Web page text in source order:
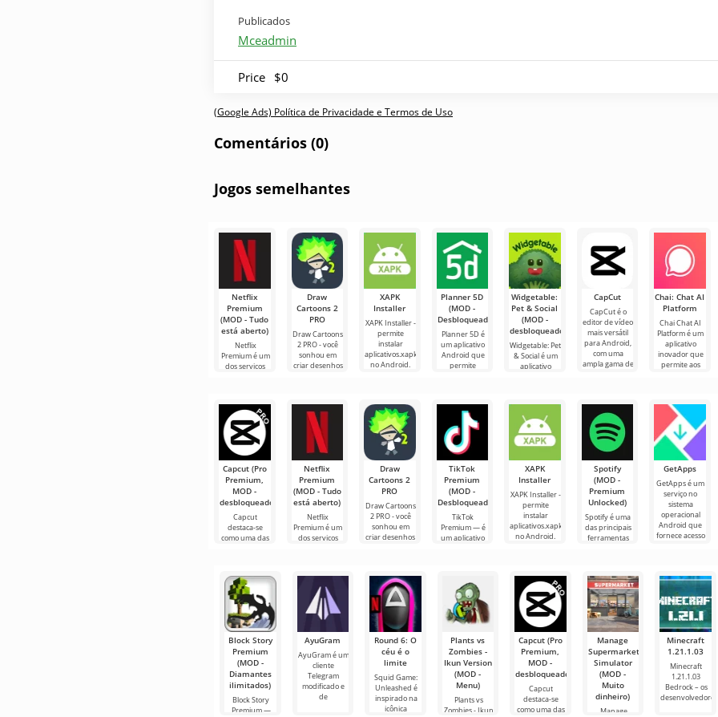
Publicados
Mceadmin
Price $0
(Google Ads) Política de Privacidade e Termos de Uso
Comentários (0)
Jogos semelhantes
Netflix
Premium
(MOD - Tudo
está aberto)
Netflix
Premium é um
dos serviços
programas de
TV em
Draw
Cartoons 2
PRO
Draw Cartoons
2 PRO - você
sonhou em
criar desenhos
até
XAPK
Installer
XAPK Installer -
permite
instalar
aplicativos.xapk
no Android.
Planner 5D
(MOD -
Desbloqueado)
Planner 5D é
um aplicativo
Android que
permite
uma sala na
forma
Widgetable:
Pet & Social
(MOD -
desbloqueado)
Widgetable: Pet
& Social é um
aplicativo
desktop, que
pode
CapCut
CapCut é o
editor de vídeo
mais versátil
para Android,
com uma
ampla gama de
Chai: Chat AI
Platform
Chai Chat AI
Platform é um
aplicativo
inovador que
permite aos
Capcut (Pro
Premium,
MOD -
desbloqueado)
Capcut
destaca-se
como uma das
para edição de
vídeo,
garantindo um
Netflix
Premium
(MOD - Tudo
está aberto)
Netflix
Premium é um
dos serviços
programas de
TV em
Draw
Cartoons 2
PRO
Draw Cartoons
2 PRO - você
sonhou em
criar desenhos
até
TikTok
Premium
(MOD -
Desbloqueado)
TikTok
Premium — é
um aplicativo
usuários ou
encontrar
XAPK
Installer
XAPK Installer -
permite
instalar
aplicativos.xapk
no Android.
Spotify
(MOD -
Premium
Unlocked)
Spotify é uma
das principais
ferramentas
vários novos
gêneros
GetApps
GetApps é um
serviço no
sistema
operacional
Android que
fornece acesso
Block Story
Premium
(MOD -
Diamantes
ilimitados)
Block Story
Premium —
AyuGram
AyuGram é um
cliente
Telegram
modificado e
de
Round 6: O
céu é o
limite
Squid Game:
Unleashed é
inspirado na
icônica
Plants vs
Zombies -
Ikun Version
(MOD -
Menu)
Plants vs
Zombies - Ikun
Capcut (Pro
Premium,
MOD -
desbloqueado)
Capcut
destaca-se
como uma das
Manage
Supermarket
Simulator
(MOD -
Muito
dinheiro)
Manage
Minecraft
1.21.1.03
Minecraft
1.21.1.03
Bedrock – os
desenvolvedores